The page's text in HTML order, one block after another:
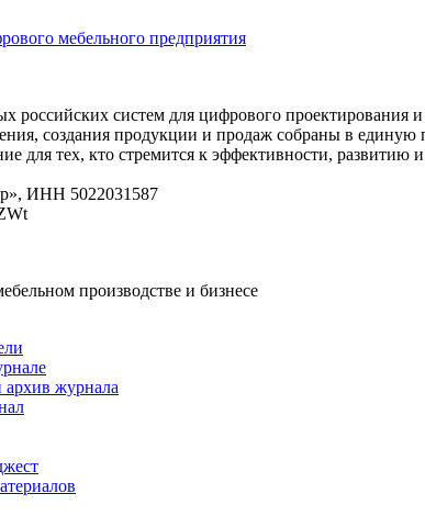
мебельного предприятия
систем для цифрового проектирования
создания продукции и продаж собраны в единую
тех, кто стремится к эффективности, развитию и
ИНН 5022031587
производстве и бизнесе
журнала